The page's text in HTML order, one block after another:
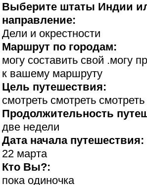
Выберите штаты Индии
направление:
Дели и окрестности
Маршрут по городам:
могу составить свой .могу
к вашему маршруту
Цель путешествия:
смотреть смотреть смотреть
Продолжительность
две недели
Дата начала путешествия:
22 марта
Кто Вы?:
пока одиночка